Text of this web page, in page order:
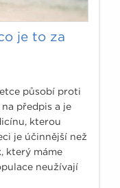
je to za
působí proti
předpis a je
kterou
je účinnější než
který máme
neužívají